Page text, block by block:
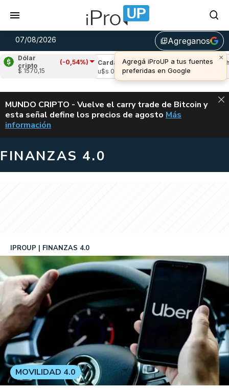
07/08/2026 library_addAgreganos
×
Agregá iProUP a tus fuentes
preferidas en Google
Dólar
cripto
(-0,54%)
$ 1570,15
(-0,67%)
Cardano
(3,25%)
u$s 0,20
Avalanche
u$s 6,49
ALERTA
MUNDO CRIPTO - Vuelve el carry trade de Bitcoin y
esta señal define los precios de agosto VUELVE EL
Más
información
FINANZAS 4.0
IPROUP FINANZAS 4.0
MOVILIDAD 4.0